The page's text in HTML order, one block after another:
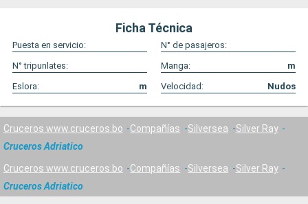
Ficha Técnica
Puesta en servicio:
N° de pasajeros:
N° tripunlates:
Manga:
m
Eslora:
m Velocidad: Nudos
Cruceros www.cruceros.bo Compañías Silversea
Silver Ray
Cruceros Adriatico
Cruceros www.cruceros.bo Compañías Silversea
Silver Ray
Cruceros Adriatico